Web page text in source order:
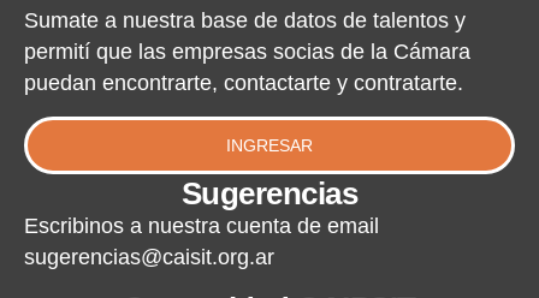
Sumate a nuestra base de datos de talentos y
permití que las empresas socias de la Cámara
puedan encontrarte, contactarte y contratarte.
INGRESAR
Sugerencias
Escribinos a nuestra cuenta de email
sugerencias@caisit.org.ar